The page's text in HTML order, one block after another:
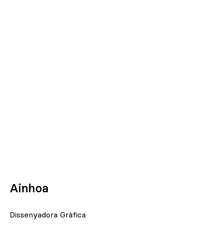
Ainhoa ​​
Dissenyadora Gràfica